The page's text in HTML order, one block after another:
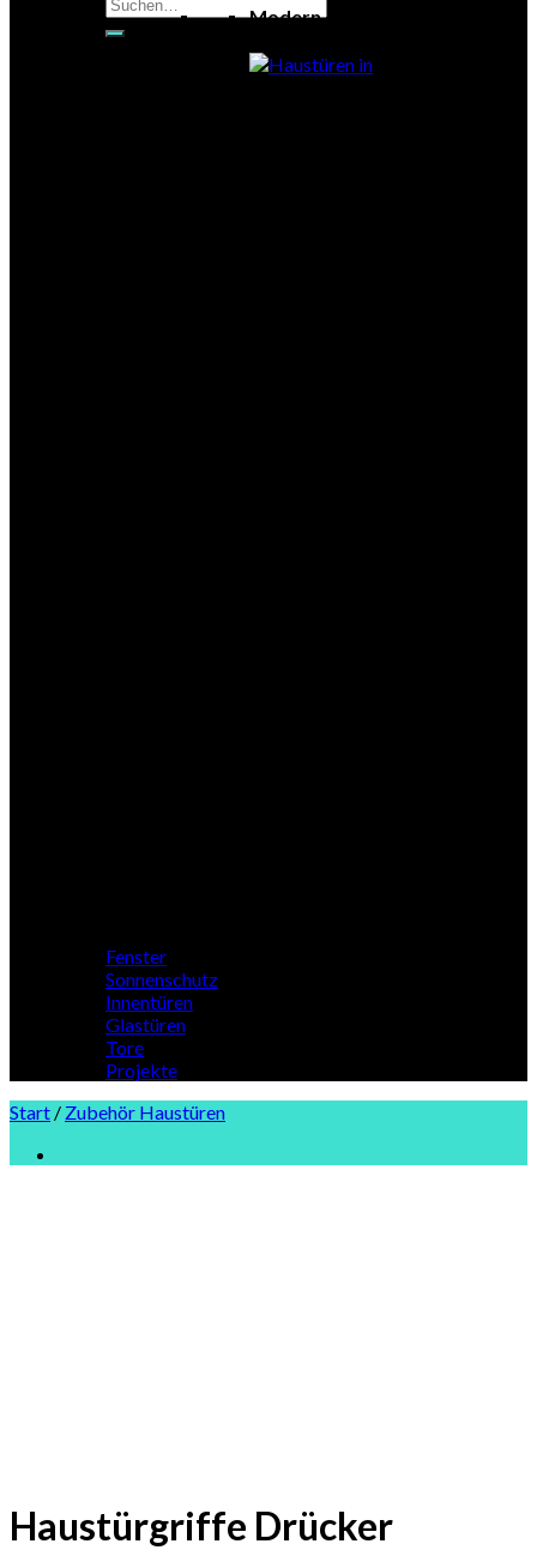
nach:
Modern
Fenster
Sonnenschutz
Innentüren
Glastüren
Tore
Projekte
Start / Zubehör Haustüren
Haustürgriffe Drücker